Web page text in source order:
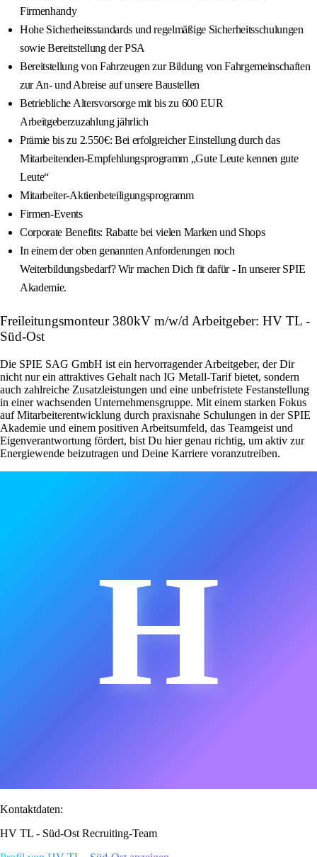
Firmenhandy
Hohe Sicherheitsstandards und regelmäßige Sicherheitsschulungen
sowie Bereitstellung der PSA
Bereitstellung von Fahrzeugen zur Bildung von Fahrgemeinschaften
zur An- und Abreise auf unsere Baustellen
Betriebliche Altersvorsorge mit bis zu 600 EUR
Arbeitgeberzuzahlung jährlich
Prämie bis zu 2.550€: Bei erfolgreicher Einstellung durch das
Mitarbeitenden-Empfehlungsprogramm „Gute Leute kennen gute
Leute“
Mitarbeiter-Aktienbeteiligungsprogramm
Firmen-Events
Corporate Benefits: Rabatte bei vielen Marken und Shops
In einem der oben genannten Anforderungen noch
Weiterbildungsbedarf? Wir machen Dich fit dafür - In unserer SPIE
Akademie.
Freileitungsmonteur 380kV m/w/d Arbeitgeber: HV TL -
Süd-Ost
Die SPIE SAG GmbH ist ein hervorragender Arbeitgeber, der Dir
nicht nur ein attraktives Gehalt nach IG Metall-Tarif bietet, sondern
auch zahlreiche Zusatzleistungen und eine unbefristete Festanstellung
in einer wachsenden Unternehmensgruppe. Mit einem starken Fokus
auf Mitarbeiterentwicklung durch praxisnahe Schulungen in der SPIE
Akademie und einem positiven Arbeitsumfeld, das Teamgeist und
Eigenverantwortung fördert, bist Du hier genau richtig, um aktiv zur
Energiewende beizutragen und Deine Karriere voranzutreiben.
H
Kontaktdaten:
HV TL - Süd-Ost Recruiting-Team